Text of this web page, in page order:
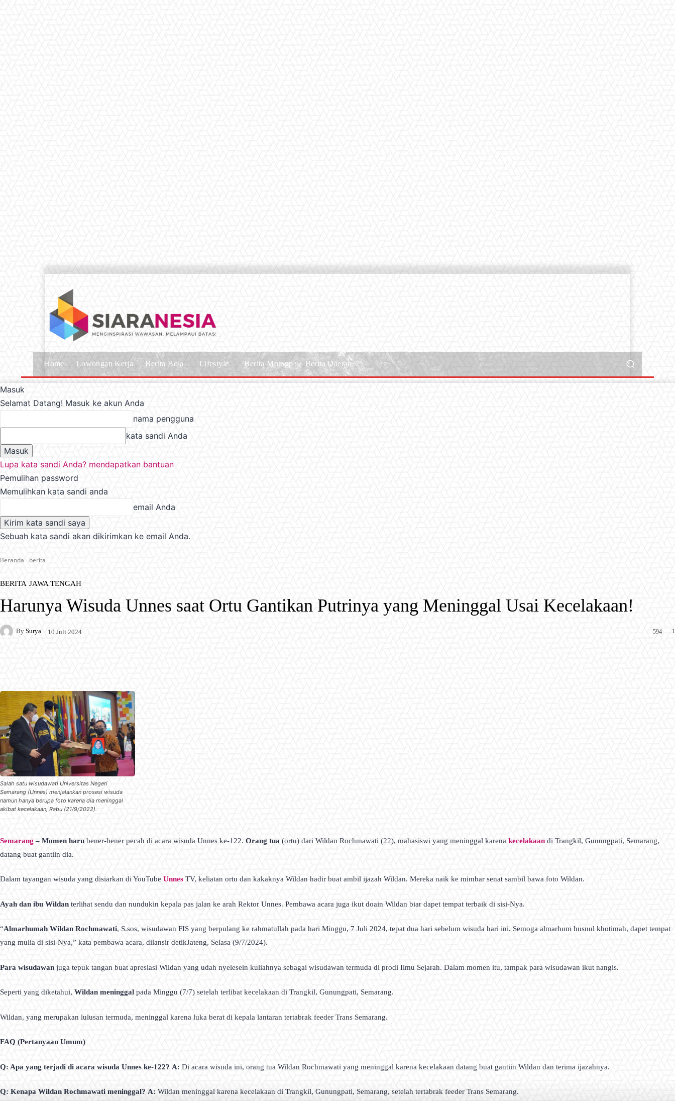
Home Lowongan Kerja Berita Bola Lifestyle Berita Motogp Berita Daerah
Masuk
Selamat Datang! Masuk ke akun Anda
nama pengguna
kata sandi Anda
Lupa kata sandi Anda? mendapatkan bantuan
Pemulihan password
Memulihkan kata sandi anda
email Anda
Sebuah kata sandi akan dikirimkan ke email Anda.
Beranda berita
BERITA JAWA TENGAH
Harunya Wisuda Unnes saat Ortu Gantikan Putrinya yang Meninggal Usai Kecelakaan!
By Surya 10 Juli 2024 1
594
Salah satu wisudawati Universitas Negeri
Semarang (Unnes) menjalankan prosesi wisuda
namun hanya berupa foto karena dia meninggal
akibat kecelakaan, Rabu (21/9/2022).
Semarang – Momen haru bener-bener pecah di acara wisuda Unnes ke-122. Orang tua (ortu) dari Wildan Rochmawati (22), mahasiswi yang meninggal karena kecelakaan di Trangkil, Gunungpati, Semarang,
datang buat gantiin dia.
Dalam tayangan wisuda yang disiarkan di YouTube Unnes TV, keliatan ortu dan kakaknya Wildan hadir buat ambil ijazah Wildan. Mereka naik ke mimbar senat sambil bawa foto Wildan.
Ayah dan ibu Wildan terlihat sendu dan nundukin kepala pas jalan ke arah Rektor Unnes. Pembawa acara juga ikut doain Wildan biar dapet tempat terbaik di sisi-Nya.
“Almarhumah Wildan Rochmawati, S.sos, wisudawan FIS yang berpulang ke rahmatullah pada hari Minggu, 7 Juli 2024, tepat dua hari sebelum wisuda hari ini. Semoga almarhum husnul khotimah, dapet tempat
yang mulia di sisi-Nya,” kata pembawa acara, dilansir detikJateng, Selasa (9/7/2024).
Para wisudawan juga tepuk tangan buat apresiasi Wildan yang udah nyelesein kuliahnya sebagai wisudawan termuda di prodi Ilmu Sejarah. Dalam momen itu, tampak para wisudawan ikut nangis.
Seperti yang diketahui, Wildan meninggal pada Minggu (7/7) setelah terlibat kecelakaan di Trangkil, Gunungpati, Semarang.
Wildan, yang merupakan lulusan termuda, meninggal karena luka berat di kepala lantaran tertabrak feeder Trans Semarang.
FAQ (Pertanyaan Umum)
Q: Apa yang terjadi di acara wisuda Unnes ke-122? A: Di acara wisuda ini, orang tua Wildan Rochmawati yang meninggal karena kecelakaan datang buat gantiin Wildan dan terima ijazahnya.
Q: Kenapa Wildan Rochmawati meninggal? A: Wildan meninggal karena kecelakaan di Trangkil, Gunungpati, Semarang, setelah tertabrak feeder Trans Semarang.